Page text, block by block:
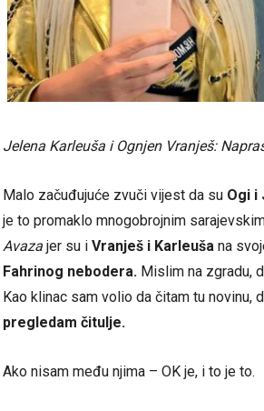
Jelena Karleuša i Ognjen Vranješ:
Malo začuđujuće zvuči vijest da su Ogi i
je to promaklo mnogobrojnim
Avaza jer su i Vranješ i Karleuša na
Fahrinog nebodera. Mislim na zgradu,
Kao klinac sam volio da čitam tu novinu,
pregledam čitulje.
Ako nisam među njima – OK je, i to je to.